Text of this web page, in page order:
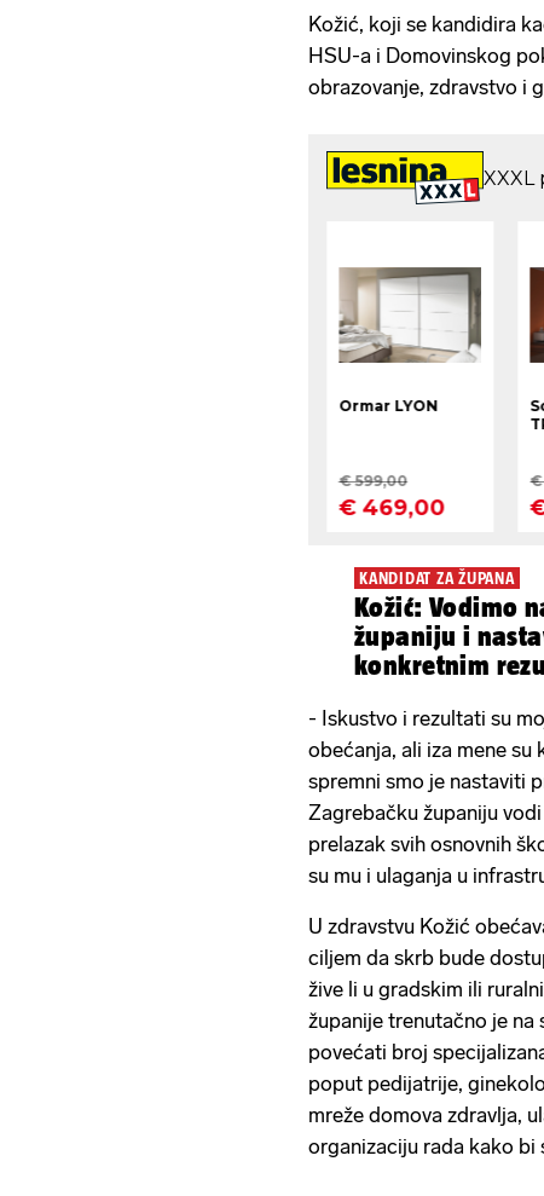
Kožić, koji se kandidira
HSU-a i Domovinskog
obrazovanje, zdravstvo i
KANDIDAT ZA ŽUPANA
Kožić: Vodimo
županiju i
konkretnim
- Iskustvo i rezultati su
obećanja, ali iza mene
spremni smo je nastaviti
Zagrebačku županiju
prelazak svih osnovnih
su mu i ulaganja u
U zdravstvu Kožić
ciljem da skrb bude
žive li u gradskim ili
županije trenutačno je
povećati broj
poput pedijatrije,
mreže domova zdravlja,
organizaciju rada kako bi